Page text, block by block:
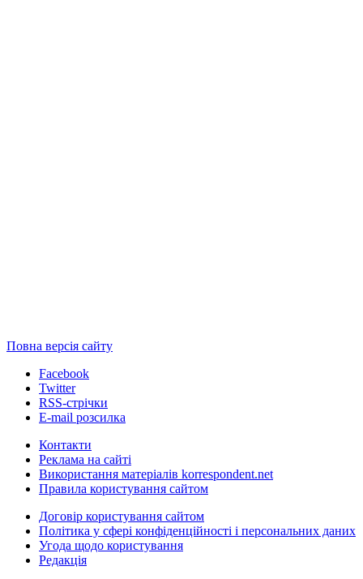
Повна версія сайту
Facebook
Twitter
RSS-стрічки
E-mail розсилка
Контакти
Реклама на сайті
Використання матеріалів korrespondent.net
Правила користування сайтом
Договір користування сайтом
Політика у сфері конфіденційності і персональних даних
Угода щодо користування
Редакція